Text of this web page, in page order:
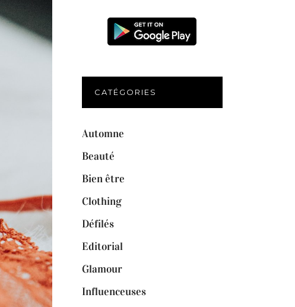
CATÉGORIES
Automne
Beauté
Bien être
Clothing
Défilés
Editorial
Glamour
Influenceuses